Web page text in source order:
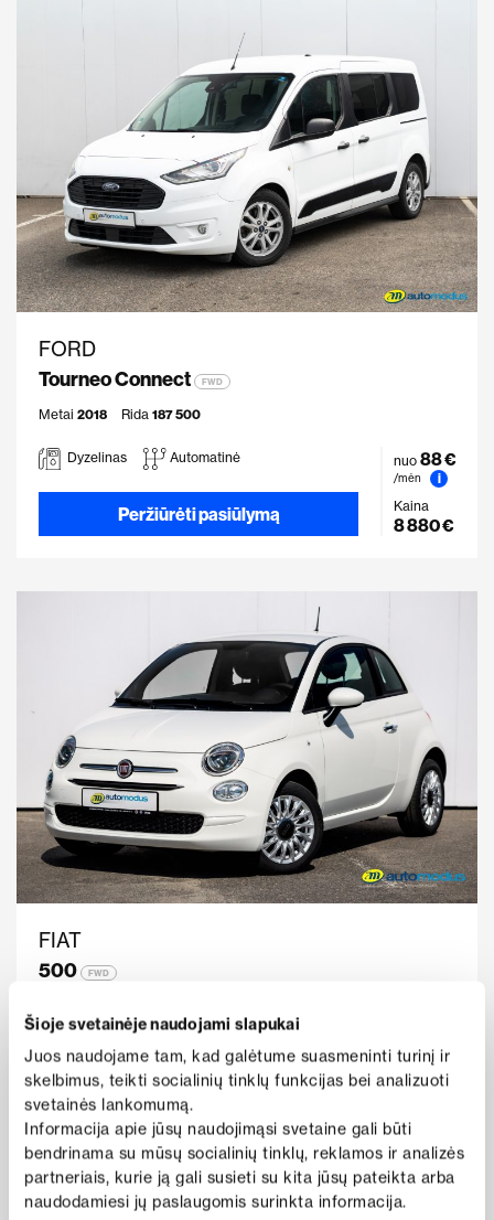
Šioje svetainėje naudojami slapukai
Juos naudojame tam, kad galėtume suasmeninti turinį ir
skelbimus, teikti socialinių tinklų funkcijas bei analizuoti
svetainės lankomumą.
Informacija apie jūsų naudojimąsi svetaine gali būti
bendrinama su mūsų socialinių tinklų, reklamos ir analizės
partneriais, kurie ją gali susieti su kita jūsų pateikta arba
naudodamiesi jų paslaugomis surinkta informacija.
FORD
Tourneo Connect
FWD
Metai 2018 Rida 187 500
Dyzelinas Automatinė
Peržiūrėti pasiūlymą
nuo 88 €
/mėn
i
Kaina
8 880 €
FIAT
500
FWD
Benzinas Mechaninė
Peržiūrėti pasiūlymą
nuo138 €
i
13 950 €